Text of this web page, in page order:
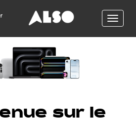
Toggle
sur le